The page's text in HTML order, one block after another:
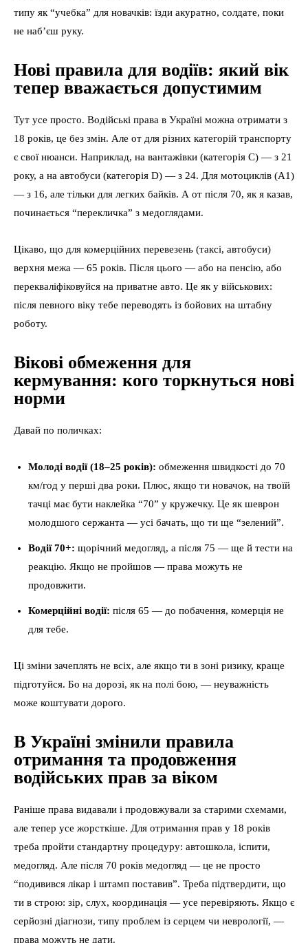
типу як “учебка” для новачків: їзди акуратно, солдате, поки
не наб’єш руку.
Нові правила для водіїв: який вік
тепер вважається допустимим
Тут усе просто. Водійські права в Україні можна отримати з
18 років, це без змін. Але от для різних категорій транспорту
є свої нюанси. Наприклад, на вантажівки (категорія C) — з 21
року, а на автобуси (категорія D) — з 24. Для мотоциклів (A1)
— з 16, але тільки для легких байків. А от після 70, як я казав,
починається “перекличка” з медоглядами.
Цікаво, що для комерційних перевезень (таксі, автобуси)
верхня межа — 65 років. Після цього — або на пенсію, або
перекваліфіковуйся на приватне авто. Це як у військових:
після певного віку тебе переводять із бойових на штабну
роботу.
Вікові обмеження для
кермування: кого торкнуться нові
норми
Давай по поличках:
Молоді водії (18–25 років): обмеження швидкості до 70
км/год у перші два роки. Плюс, якщо ти новачок, на твоїй
тачці має бути наклейка “70” у кружечку. Це як шеврон
молодшого сержанта — усі бачать, що ти ще “зелений”.
Водії 70+: щорічний медогляд, а після 75 — ще й тести на
реакцію. Якщо не пройшов — права можуть не
продовжити.
Комерційні водії: після 65 — до побачення, комерція не
для тебе.
Ці зміни зачеплять не всіх, але якщо ти в зоні ризику, краще
підготуйся. Бо на дорозі, як на полі бою, — неуважність
може коштувати дорого.
В Україні змінили правила
отримання та продовження
водійських прав за віком
Раніше права видавали і продовжували за старими схемами,
але тепер усе жорсткіше. Для отримання прав у 18 років
треба пройти стандартну процедуру: автошкола, іспити,
медогляд. Але після 70 років медогляд — це не просто
“подивився лікар і штамп поставив”. Треба підтвердити, що
ти в строю: зір, слух, координація — усе перевіряють. Якщо є
серйозні діагнози, типу проблем із серцем чи неврології, —
права можуть не дати.